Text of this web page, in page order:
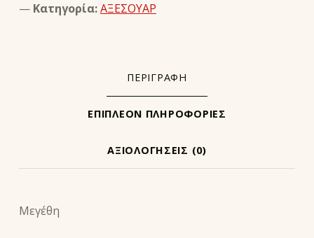
Κατηγορία:ΑΞΕΣΟΥΑΡ
ΠΕΡΙΓΡΑΦΉ
ΕΠΙΠΛΈΟΝ ΠΛΗΡΟΦΟΡΊΕΣ
ΑΞΙΟΛΟΓΉΣΕΙΣ (0)
Μεγέθη